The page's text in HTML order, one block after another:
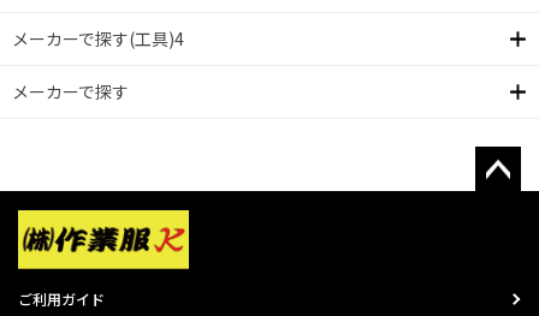
メーカーで探す(工具)4
メーカーで探す
ご利用ガイド